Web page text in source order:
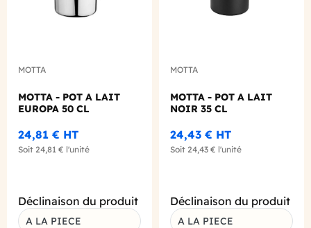
MOTTA
MOTTA - POT A LAIT
EUROPA 50 CL
24,81 € HT
Soit 24,81 € l'unité
Déclinaison du produit
A LA PIECE
MOTTA
MOTTA - POT A LAIT
NOIR 35 CL
24,43 € HT
Soit 24,43 € l'unité
Déclinaison du produit
A LA PIECE